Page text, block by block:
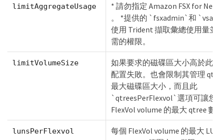
limitAggregateUsage
* 請勿指定 Amazon FSX for
。 *提供的 `fsxadmin`和
使用 Trident 擷取彙總使用量
需的權限。
limitVolumeSize
如果要求的磁碟區大小高於此
配置失敗。也會限制其管理
最大磁碟區大小，而且此
`qtreesPerFlexvol`選項可讓您
FlexVol volume 的最大 qtree 數
lunsPerFlexvol
每個 FlexVol volume 的最大